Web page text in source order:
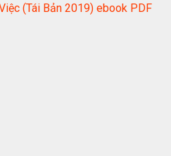
(Tái Bản 2019) ebook PDF